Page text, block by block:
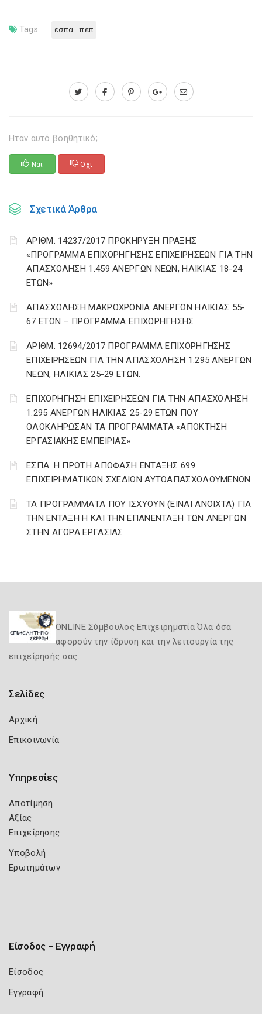
Tags: εσπα - πεπ
Ηταν αυτό βοηθητικό;
Ναι Οχι
Σχετικά Άρθρα
ΑΡΙΘΜ. 14237/2017 ΠΡΟΚΗΡΥΞΗ ΠΡΑΞΗΣ
«ΠΡΟΓΡΑΜΜΑ ΕΠΙΧΟΡΗΓΗΣΗΣ ΕΠΙΧΕΙΡΗΣΕΩΝ ΓΙΑ ΤΗΝ
ΑΠΑΣΧΟΛΗΣΗ 1.459 ΑΝΕΡΓΩΝ ΝΕΩΝ, ΗΛΙΚΙΑΣ 18-24
ΕΤΩΝ»
ΑΠΑΣΧΟΛΗΣΗ ΜΑΚΡΟΧΡΟΝΙΑ ΑΝΕΡΓΩΝ ΗΛΙΚΙΑΣ 55-
67 ΕΤΩΝ – ΠΡΟΓΡΑΜΜΑ ΕΠΙΧΟΡΗΓΗΣΗΣ
ΑΡΙΘΜ. 12694/2017 ΠΡΟΓΡΑΜΜΑ ΕΠΙΧΟΡΗΓΗΣΗΣ
ΕΠΙΧΕΙΡΗΣΕΩΝ ΓΙΑ ΤΗΝ ΑΠΑΣΧΟΛΗΣΗ 1.295 ΑΝΕΡΓΩΝ
ΝΕΩΝ, ΗΛΙΚΙΑΣ 25-29 ΕΤΩΝ.
ΕΠΙΧΟΡΗΓΗΣΗ ΕΠΙΧΕΙΡΗΣΕΩΝ ΓΙΑ ΤΗΝ ΑΠΑΣΧΟΛΗΣΗ
1.295 ΑΝΕΡΓΩΝ ΗΛΙΚΙΑΣ 25-29 ΕΤΩΝ ΠΟΥ
ΟΛΟΚΛΗΡΩΣΑΝ ΤΑ ΠΡΟΓΡΑΜΜΑΤΑ «ΑΠΟΚΤΗΣΗ
ΕΡΓΑΣΙΑΚΗΣ ΕΜΠΕΙΡΙΑΣ»
ΕΣΠΑ: Η ΠΡΩΤΗ ΑΠΟΦΑΣΗ ΕΝΤΑΞΗΣ 699
ΕΠΙΧΕΙΡΗΜΑΤΙΚΩΝ ΣΧΕΔΙΩΝ ΑΥΤΟΑΠΑΣΧΟΛΟΥΜΕΝΩΝ
ΤΑ ΠΡΟΓΡΑΜΜΑΤΑ ΠΟΥ ΙΣΧΥΟΥΝ (ΕΙΝΑΙ ΑΝΟΙΧΤΑ) ΓΙΑ
ΤΗΝ ΕΝΤΑΞΗ Η ΚΑΙ ΤΗΝ ΕΠΑΝΕΝΤΑΞΗ ΤΩΝ ΑΝΕΡΓΩΝ
ΣΤΗΝ ΑΓΟΡΑ ΕΡΓΑΣΙΑΣ
ONLINE Σύμβουλος Επιχειρηματία Όλα όσα
αφορούν την ίδρυση και την λειτουργία της
επιχείρησής σας.
Σελίδες
Αρχική
Επικοινωνία
Υπηρεσίες
Αποτίμηση
Αξίας
Επιχείρησης
Υποβολή
Ερωτημάτων
Είσοδος – Εγγραφή
Είσοδος
Εγγραφή